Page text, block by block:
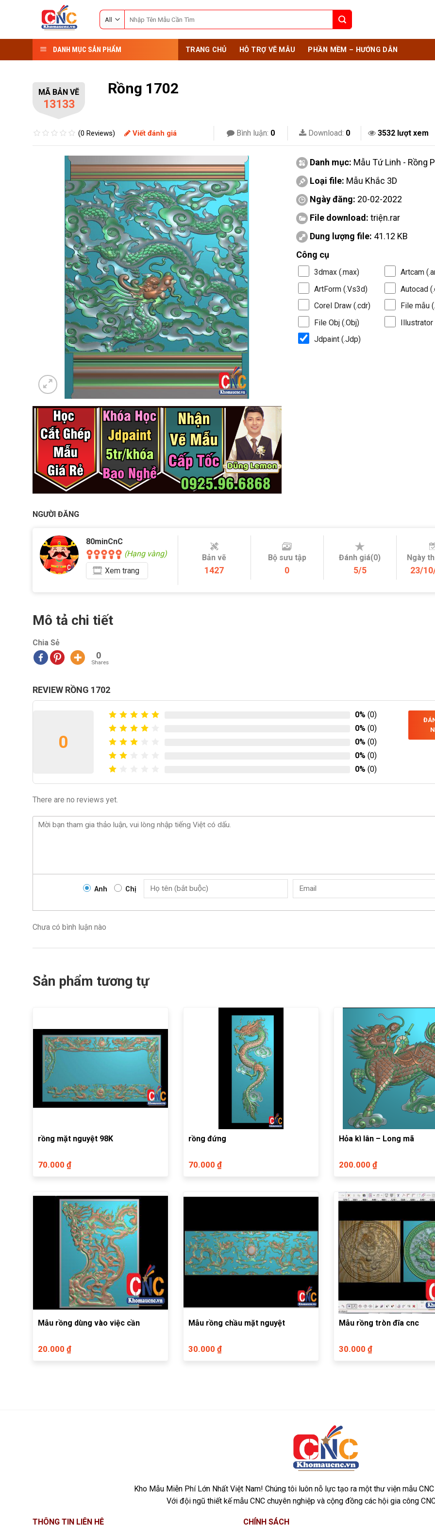
for:
DANH MỤC SẢN PHẨM TRANG CHỦ HỖ TRỢ VẼ MẪU PHẦN MỀM – HƯỚNG DẪN
MÃ BẢN VẼ
13133
Rồng 1702
(0 Reviews) Viết đánh giá Bình luận: 0 Download: 0 3532 lượt xem
Danh mục: Mẫu Tứ Linh - Rồng
Loại file: Mẫu Khắc 3D
Ngày đăng: 20-02-2022
File download: triện.rar
Dung lượng file: 41.12 KB
Công cụ
3dmax (.max)
Artcam
ArtForm (.Vs3d)
Autocad
Corel Draw (.cdr)
File mẫu
File Obj (.Obj)
Illustrator
Jdpaint (.Jdp)
NGƯỜI ĐĂNG
80minCnC
(Hạng vàng)
Xem trang
Bản vẽ
1427
Bộ sưu tập
0
Đánh giá(0)
5/5
Ngày
23/
Mô tả chi tiết
Chia Sẻ
0
Shares
REVIEW RỒNG 1702
0
0% (0)
0% (0)
0% (0)
0% (0)
0% (0)
There are no reviews yet.
Anh Chị
Chưa có bình luận nào
Sản phẩm tương tự
rồng mặt nguyệt 98K
70.000 ₫
rồng đứng
70.000 ₫
Hỏa kì lân – Long mã
200.000 ₫
Mẫu rồng dùng vào việc cần
20.000 ₫
Mẫu rồng chầu mặt nguyệt
30.000 ₫
Mẫu rồng tròn đĩa cnc
30.000 ₫
Kho Mẫu Miễn Phí Lớn Nhất Việt Nam! Chúng tôi luôn nỗ lực tạo ra một thư viện mẫu
Với đội ngũ thiết kế mẫu CNC chuyên nghiệp và cộng đồng các hội gia công
THÔNG TIN LIÊN HỆ CHÍNH SÁCH